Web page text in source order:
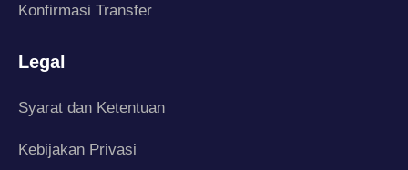
Konfirmasi Transfer
Legal
Syarat dan Ketentuan
Kebijakan Privasi